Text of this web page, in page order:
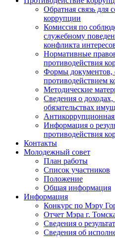
Обратная связь для
коррупции
Комиссия по
служебному
конфликта
Нормативные
противодействия
Формы документов,
противодействием
Методические
Сведения о
обязательствах
Антикоррупционная
Информация о
противодействия
Контакты
Молодежный совет
План работы
Список участников
Положение
Общая информация
Информация
Конкурс по Мэру
Отчет Мэра г.
Сведения о
Сведения об